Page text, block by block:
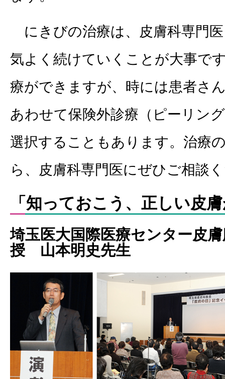
にきびの治療は、皮膚科専門
気よく続けていくことが大事で
療ができますが、時には患者さ
あわせて保険外診療（ピーリン
選択することもあります。治療
ら、皮膚科専門医にぜひご相談
「知っておこう、正しい皮
埼玉医大国際医療センター皮
授 山本明史先生